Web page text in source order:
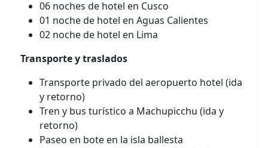
06 noches de hotel en Cusco
01 noche de hotel en Aguas Calientes
02 noche de hotel en Lima
Transporte y traslados
Transporte privado del aeropuerto hotel (ida
y retorno)
Tren y bus turístico a Machupicchu (ida y
retorno)
Paseo en bote en la isla ballesta